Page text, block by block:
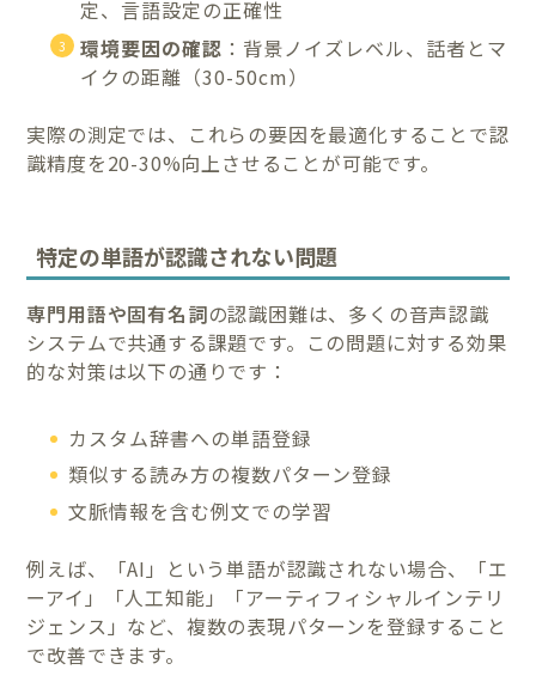
定、言語設定の正確性
環境要因の確認 ：背景ノイズレベル、話者とマ
イクの距離（30-50cm）
実際の測定では、これらの要因を最適化することで認
識精度を20-30%向上させることが可能です。
特定の単語が認識されない問題
専門用語や固有名詞の認識困難は、多くの音声認識
システムで共通する課題です。この問題に対する効果
的な対策は以下の通りです：
カスタム辞書への単語登録
類似する読み方の複数パターン登録
文脈情報を含む例文での学習
例えば、「AI」という単語が認識されない場合、「エ
ーアイ」「人工知能」「アーティフィシャルインテリ
ジェンス」など、複数の表現パターンを登録すること
で改善できます。